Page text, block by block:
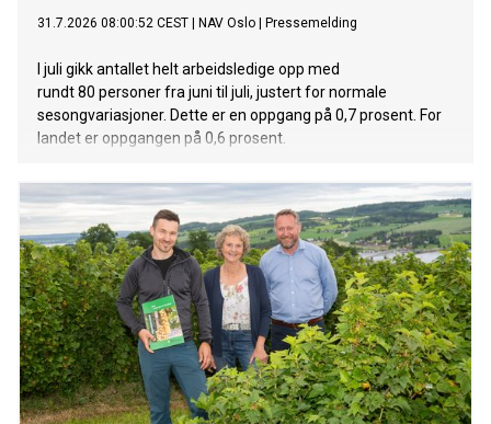
31.7.2026 08:00:52 CEST NAV Oslo Pressemelding
I juli gikk antallet helt arbeidsledige opp med
rundt 80 personer fra juni til juli, justert for normale
sesongvariasjoner. Dette er en oppgang på 0,7 prosent. For
landet er oppgangen på 0,6 prosent.